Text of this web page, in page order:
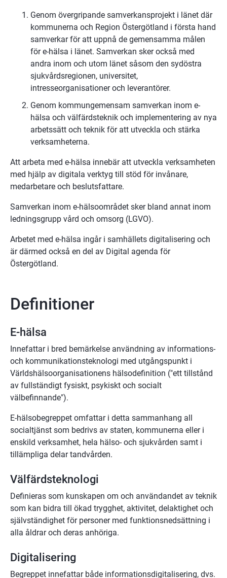
Genom övergripande samverkansprojekt i länet där
kommunerna och Region Östergötland i första hand
samverkar för att uppnå de gemensamma målen
för e-hälsa i länet. Samverkan sker också med
andra inom och utom länet såsom den sydöstra
sjukvårdsregionen, universitet,
intresseorganisationer och leverantörer.
Genom kommungemensam samverkan inom e-
hälsa och välfärdsteknik och implementering av nya
arbetssätt och teknik för att utveckla och stärka
verksamheterna.
Att arbeta med e-hälsa innebär att utveckla verksamheten
med hjälp av digitala verktyg till stöd för invånare,
medarbetare och beslutsfattare.
Samverkan inom e-hälsoområdet sker bland annat inom
ledningsgrupp vård och omsorg (LGVO).
Arbetet med e-hälsa ingår i samhällets digitalisering och
är därmed också en del av Digital agenda för
Östergötland.
Definitioner
E-hälsa
Innefattar i bred bemärkelse användning av informations-
och kommunikationsteknologi med utgångspunkt i
Världshälsoorganisationens hälsodefinition ("ett tillstånd
av fullständigt fysiskt, psykiskt och socialt
välbefinnande").
E-hälsobegreppet omfattar i detta sammanhang all
socialtjänst som bedrivs av staten, kommunerna eller i
enskild verksamhet, hela hälso- och sjukvården samt i
tillämpliga delar tandvården.
Välfärdsteknologi
Definieras som kunskapen om och användandet av teknik
som kan bidra till ökad trygghet, aktivitet, delaktighet och
självständighet för personer med funktionsnedsättning i
alla åldrar och deras anhöriga.
Digitalisering
Begreppet innefattar både informationsdigitalisering, dvs.